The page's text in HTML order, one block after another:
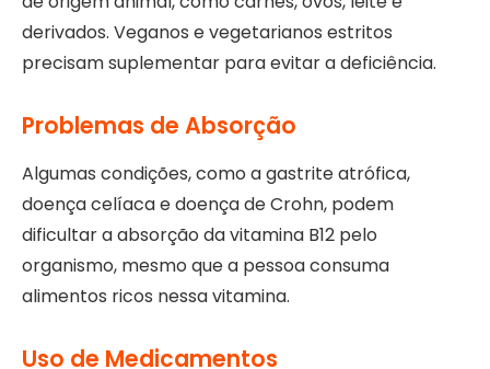
derivados. Veganos e vegetarianos estritos
precisam suplementar para evitar a deficiência.
Problemas de Absorção
Algumas condições, como a gastrite atrófica,
doença celíaca e doença de Crohn, podem
dificultar a absorção da vitamina B12 pelo
organismo, mesmo que a pessoa consuma
alimentos ricos nessa vitamina.
Uso de Medicamentos